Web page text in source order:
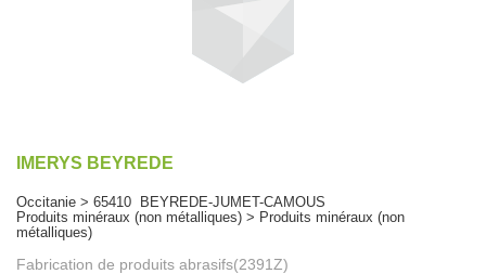
IMERYS BEYREDE
Occitanie > 65410 BEYREDE-JUMET-CAMOUS
Produits minéraux (non métalliques) > Produits minéraux (non
métalliques)
Fabrication de produits abrasifs(2391Z)